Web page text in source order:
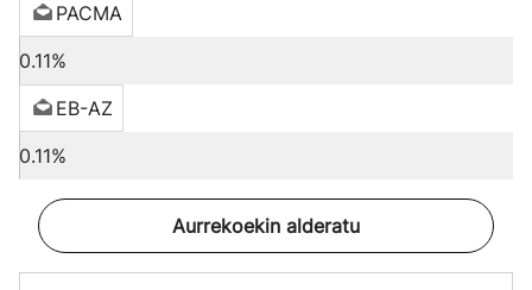
PACMA
0.11%
EB-AZ
0.11%
Aurrekoekin alderatu